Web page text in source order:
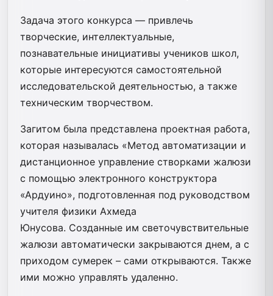
Задача этого конкурса — привлечь
творческие, интеллектуальные,
познавательные инициативы учеников школ,
которые интересуются самостоятельной
исследовательской деятельностью, а также
техническим творчеством.
Загитом была представлена проектная работа,
которая называлась «Метод автоматизации и
дистанционное управление створками жалюзи
с помощью электронного конструктора
«Ардуино», подготовленная под руководством
учителя физики Ахмеда
Юнусова. Созданные им светочувствительные
жалюзи автоматически закрываются днем, а с
приходом сумерек – сами открываются. Также
ими можно управлять удаленно.